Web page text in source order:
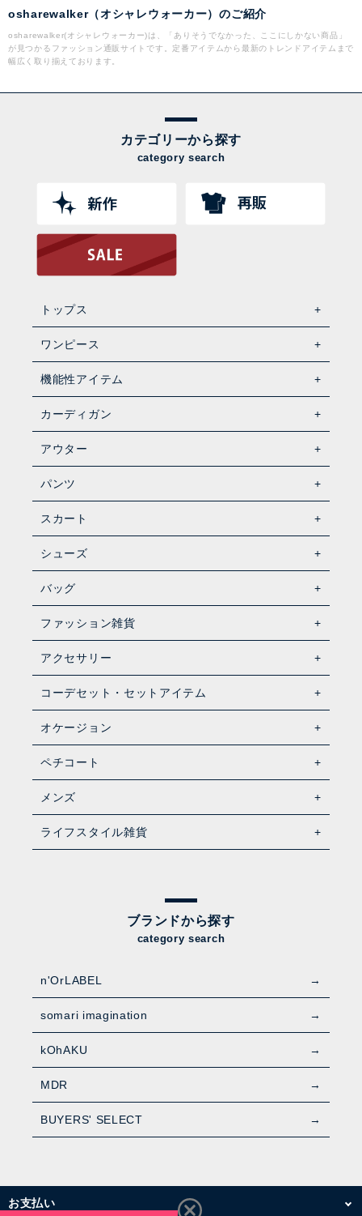
osharewalker（オシャレウォーカー）のご紹介
osharewalker(オシャレウォーカー)は、「ありそうでなかった、ここにしかない商品」
が見つかるファッション通販サイトです。定番アイテムから最新のトレンドアイテムまで
幅広く取り揃えております。
カテゴリーから探す
category search
トップス
ワンピース
機能性アイテム
カーディガン
アウター
パンツ
スカート
シューズ
バッグ
ファッション雑貨
アクセサリー
コーデセット・セットアイテム
オケージョン
ペチコート
メンズ
ライフスタイル雑貨
ブランドから探す
category search
n'OrLABEL
somari imagination
kOhAKU
MDR
BUYERS' SELECT
お支払い